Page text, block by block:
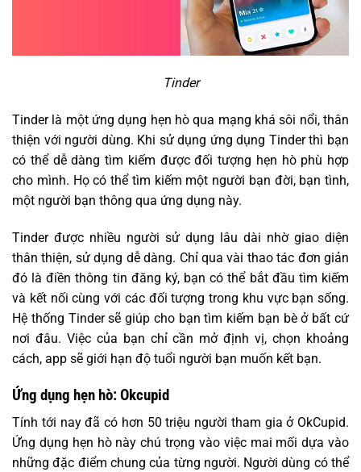
Tinder
Tinder là một ứng dụng hẹn hò qua mạng khá sôi nổi, thân
thiện với người dùng. Khi sử dụng ứng dụng Tinder thì bạn
có thể dễ dàng tìm kiếm được đối tượng hẹn hò phù hợp
cho mình. Họ có thể tìm kiếm một người bạn đời, bạn tình,
một người bạn thông qua ứng dụng này.
Tinder được nhiều người sử dụng lâu dài nhờ giao diện
thân thiện, sử dụng dễ dàng. Chỉ qua vài thao tác đơn giản
đó là điền thông tin đăng ký, bạn có thể bắt đầu tìm kiếm
và kết nối cùng với các đối tượng trong khu vực bạn sống.
Hệ thống Tinder sẽ giúp cho bạn tìm kiếm bạn bè ở bất cứ
nơi đâu. Việc của bạn chỉ cần mở định vị, chọn khoảng
cách, app sẽ giới hạn độ tuổi người bạn muốn kết bạn.
Ứng dụng hẹn hò: Okcupid
Tính tới nay đã có hơn 50 triệu người tham gia ở OkCupid.
Ứng dụng hẹn hò này chú trọng vào việc mai mối dựa vào
những đặc điểm chung của từng người. Người dùng có thể